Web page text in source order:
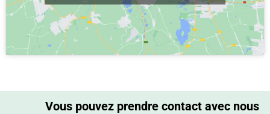
Vous pouvez prendre contact avec nous